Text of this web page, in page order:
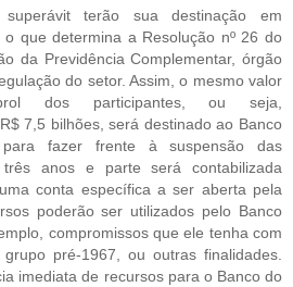
terão sua destinação em
o que determina a Resolução nº 26 do
da Previdência Complementar, órgão
do setor. Assim, o mesmo valor
dos participantes, ou seja,
7,5 bilhões, será destinado ao Banco
fazer frente à suspensão das
três anos e parte será contabilizada
conta específica a ser aberta pela
poderão ser utilizados pelo Banco
compromissos que ele tenha com
pré-1967, ou outras finalidades.
imediata de recursos para o Banco do